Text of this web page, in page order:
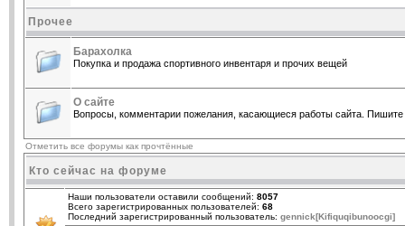
Прочее
Барахолка
Покупка и продажа спортивного инвентаря и прочих вещей
О сайте
Вопросы, комментарии пожелания, касающиеся работы сайта.
Отметить все форумы как прочтённые
Кто сейчас на форуме
Наши пользователи оставили сообщений: 8057
Всего зарегистрированных пользователей: 68
Последний зарегистрированный пользователь: gennick[Kifiquqibunoocgi]